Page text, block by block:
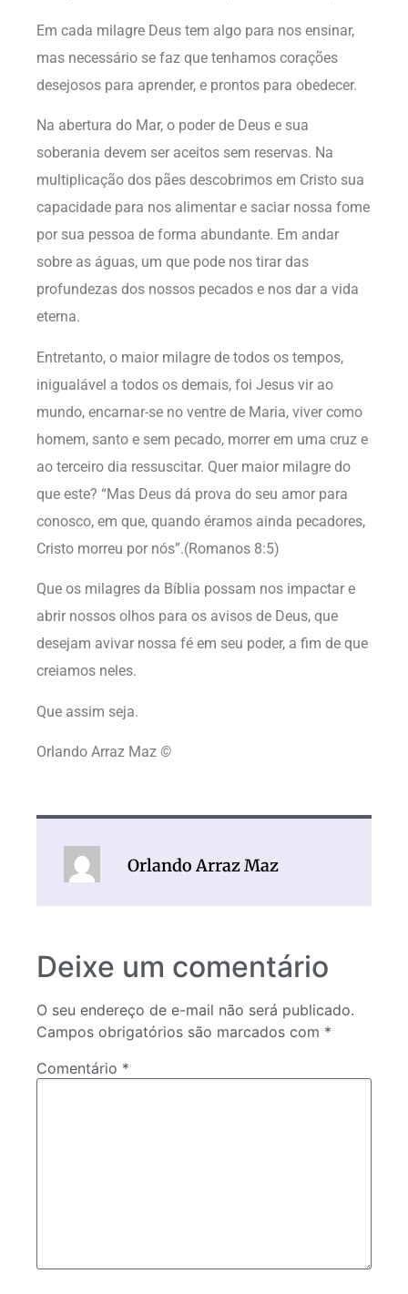
Em cada milagre Deus tem algo para nos ensinar,
mas necessário se faz que tenhamos corações
desejosos para aprender, e prontos para obedecer.
Na abertura do Mar, o poder de Deus e sua
soberania devem ser aceitos sem reservas. Na
multiplicação dos pães descobrimos em Cristo sua
capacidade para nos alimentar e saciar nossa fome
por sua pessoa de forma abundante. Em andar
sobre as águas, um que pode nos tirar das
profundezas dos nossos pecados e nos dar a vida
eterna.
Entretanto, o maior milagre de todos os tempos,
inigualável a todos os demais, foi Jesus vir ao
mundo, encarnar-se no ventre de Maria, viver como
homem, santo e sem pecado, morrer em uma cruz e
ao terceiro dia ressuscitar. Quer maior milagre do
que este? “Mas Deus dá prova do seu amor para
conosco, em que, quando éramos ainda pecadores,
Cristo morreu por nós”.(Romanos 8:5)
Que os milagres da Bíblia possam nos impactar e
abrir nossos olhos para os avisos de Deus, que
desejam avivar nossa fé em seu poder, a fim de que
creiamos neles.
Que assim seja.
Orlando Arraz Maz ©
Orlando Arraz Maz
Deixe um comentário
O seu endereço de e-mail não será publicado.
Campos obrigatórios são marcados com *
Comentário *